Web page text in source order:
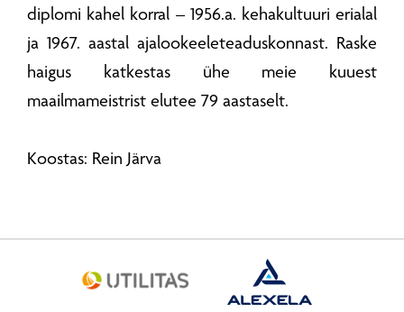
diplomi kahel korral – 1956.a. kehakultuuri erialal
ja 1967. aastal ajalookeeleteaduskonnast. Raske
haigus katkestas ühe meie kuuest
maailmameistrist elutee 79 aastaselt.
Koostas: Rein Järva